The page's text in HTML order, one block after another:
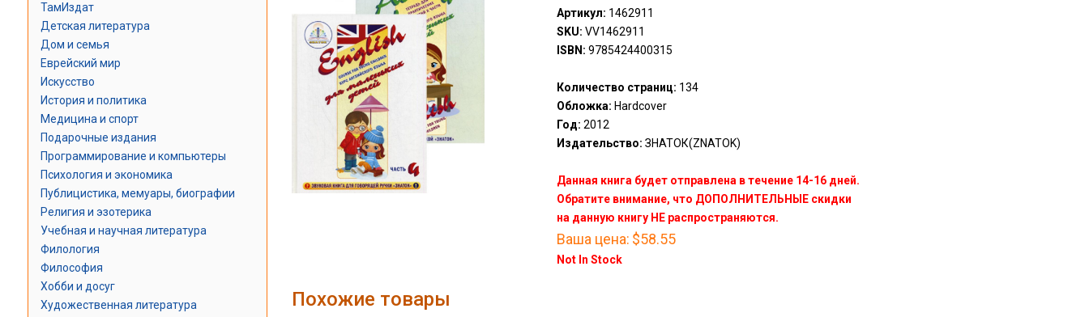
ТамИздат
Детская литература
Дом и семья
Еврейский мир
Искусство
История и политика
Медицина и спорт
Подарочные издания
Программирование и компьютеры
Психология и экономика
Публицистика, мемуары, биографии
Религия и эзотерика
Учебная и научная литература
Филология
Философия
Хобби и досуг
Художественная литература
Артикул: 1462911
SKU: VV1462911
ISBN: 9785424400315
Количество страниц: 134
Обложка: Hardcover
Год: 2012
Издательство: ЗНАТОК(ZNATOK)
Данная книга будет отправлена в течение 14-16 дней.
Обратите внимание, что ДОПОЛНИТЕЛЬНЫЕ скидки
на данную книгу НЕ распространяются.
Ваша цена: $58.55
Not In Stock
Похожие товары